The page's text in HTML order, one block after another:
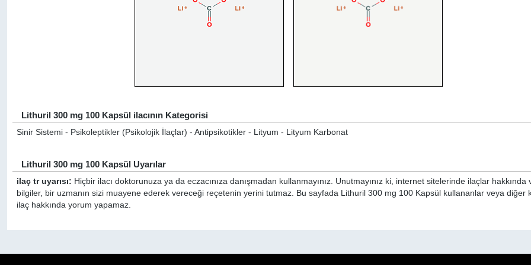
Lithuril 300 mg 100 Kapsül ilacının Kategorisi
Sinir Sistemi - Psikoleptikler (Psikolojik İlaçlar) - Antipsikotikler - Lityum - Lityum Karbonat
Lithuril 300 mg 100 Kapsül Uyarılar
ilaç tr uyarısı: Hiçbir ilacı doktorunuza ya da eczacınıza danışmadan kullanmayınız. Unutmayınız ki, internet sitelerinde ilaçlar hakkında
bilgiler, bir uzmanın sizi muayene ederek vereceği reçetenin yerini tutmaz. Bu sayfada Lithuril 300 mg 100 Kapsül kullananlar veya diğer
ilaç hakkında yorum yapamaz.